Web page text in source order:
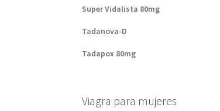
Super Vidalista 80mg
Tadanova-D
Tadapox 80mg
Viagra para mujeres